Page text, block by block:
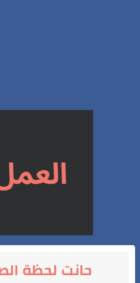
حانت لحظة